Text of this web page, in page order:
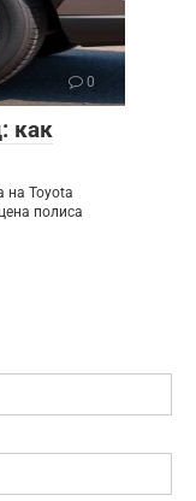
0
как
на Toyota
полиса